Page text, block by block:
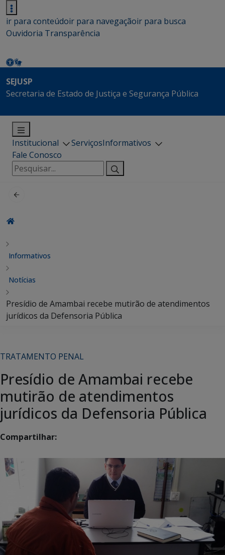
ir para conteúdoir para navegaçãoir para busca
Ouvidoria Transparência
SEJUSP
Secretaria de Estado de Justiça e Segurança Pública
Institucional ServiçosInformativos
Fale Conosco
Pesquisar
por:
Informativos
Notícias
Presídio de Amambai recebe mutirão de atendimentos
jurídicos da Defensoria Pública
TRATAMENTO PENAL
Presídio de Amambai recebe
mutirão de atendimentos
jurídicos da Defensoria Pública
Compartilhar: